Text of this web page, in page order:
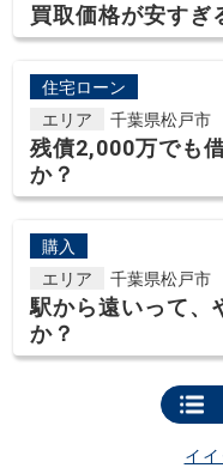
買取価格が安すぎ
住宅ローン
エリア
千葉県松戸市
残債2,000万でも
か？
購入
エリア
千葉県松戸市
駅から遠いって、
か？
イ